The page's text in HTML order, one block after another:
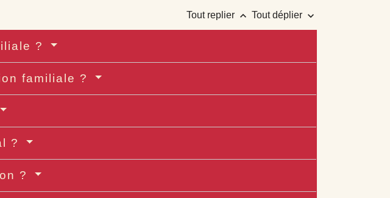
Tout replier keyboard_arrow_up Tout déplier keyboard_arrow_down
?
familiale ?
?
?